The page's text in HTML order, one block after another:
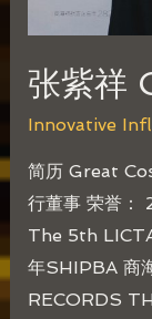
张紫祥
Innovative
简历 Great
行董事 荣誉
The 5th
年SHIPBA 商
RECORDS